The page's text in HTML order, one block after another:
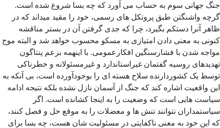
جنگ جهانی سوم به حساب می آورد که چه بسا شروع شده است.
گرچه واشنگتن طبق پروتکل های رسمی، خود را مقید میداند که در
ظاهر آنرا دستکم بگیرد، چرا که جدی گرفتن آن در بستر مناقشه
کنونی به معنی دادن امتیازی به مسکو محسوب خواهد شد و البته موج
مواجه شدن با فشارسنگین افکارعمومی. با اینهمه بزعم پنتاگون
تهدیدهای روسیه گفتمان غیراستاندارد و غیرمسئولانه و خطرناکی
توسط یک کشوردارنده سلاح هسته ای را بوجودآورده است، بی آنکه به
این واقعیت اشاره کند که جنگ از آسمان نازل نشده بلکه نتیجه ادامه
سیاست هایی است که وضعیت را به اینجا کشانده است. اگر
سیاستمداران نتوانند تنش ها و معضلات را به موقع حل و فصل کنند،
که این خود به معنی ناکفایتی در مسئولیت شان هست، چه بسا برای